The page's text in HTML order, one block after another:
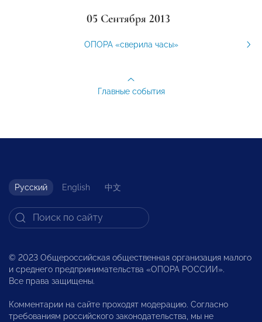
05 Сентября 2013
ОПОРА «сверила часы»
Главные события
Русский English 中文
© 2023 Общероссийская общественная организация малого
и среднего предпринимательства «ОПОРА РОССИИ».
Все права защищены.
Комментарии на сайте проходят модерацию. Согласно
требованиям российского законодательства, мы не